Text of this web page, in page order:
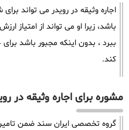
اجاره وثیقه در رویدر می تواند
باشد، زیرا او می تواند از
ببرد ، بدون اینکه مجبور باشد
کند.
مشوره برای اجاره وثیقه در
گروه تخصصی ایران سند ضمن